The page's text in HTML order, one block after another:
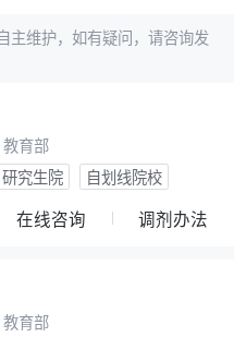
主维护，如有疑问，请咨询发
教育部
研究生院 自划线院校
在线咨询 调剂办法
教育部